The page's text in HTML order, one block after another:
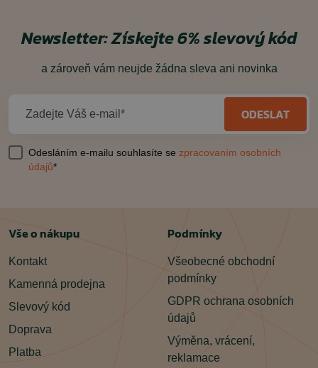
Newsletter:Získejte 6% slevový kód
a zároveň vám neujde žádna sleva ani novinka
Zadejte Váš e-mail* ODESLAT
Odesláním e-mailu souhlasíte se zpracovaním osobních
údajů*
Vše o nákupu
Kontakt
Kamenná prodejna
Slevový kód
Doprava
Platba
Podmínky
Všeobecné obchodní
podmínky
GDPR ochrana osobních
údajů
Výměna, vrácení,
reklamace